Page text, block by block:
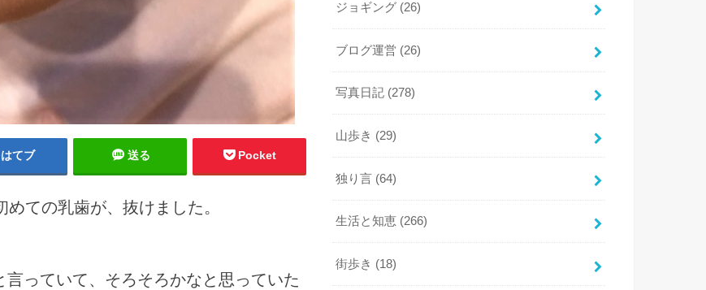
はてブ 送る Pocket
ての乳歯が、抜けました。
っていて、そろそろかなと思っていた
ジョギング (26)
ブログ運営 (26)
写真日記 (278)
山歩き (29)
独り言 (64)
生活と知恵 (266)
街歩き (18)